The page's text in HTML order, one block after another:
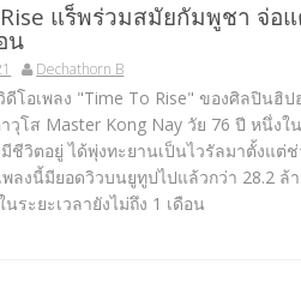
แร็พร่วมสมัยกัมพูชา จ่อ
น
Dechathorn B
โอเพลง "Time To Rise" ของศิลปินฮิป
วุโส Master Kong Nay วัย 76 ปี หนึ่ง
ชีวิตอยู่ ได้พุ่งทะยานเป็นไวรัลมาตั้งแต่ช่
พลงนี้มียอดวิวบนยูทูปไปแล้วกว่า 28.2 ล้
นระยะเวลายังไม่ถึง 1 เดือน